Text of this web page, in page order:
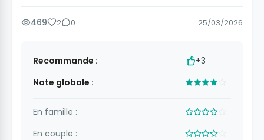
469 2 0 25/03/2026
Recommande :
+3
Note globale :
En famille :
En couple :